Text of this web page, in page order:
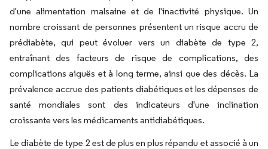
d'une alimentation malsaine et de l'inactivité physique. Un
nombre croissant de personnes présentent un risque accru de
prédiabète, qui peut évoluer vers un diabète de type 2,
entraînant des facteurs de risque de complications, des
complications aiguës et à long terme, ainsi que des décès. La
prévalence accrue des patients diabétiques et les dépenses de
santé mondiales sont des indicateurs d'une inclination
croissante vers les médicaments antidiabétiques.
Le diabète de type 2 est de plus en plus répandu et associé à un